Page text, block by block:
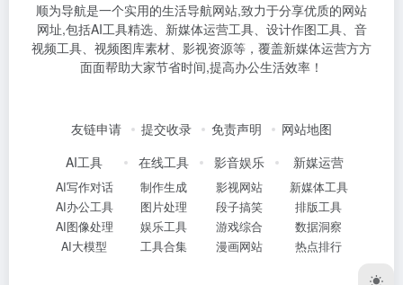
顺为导航是一个实用的生活导航网站,致力于分享优质的网站
网址,包括AI工具精选、新媒体运营工具、设计作图工具、音
视频工具、视频图库素材、影视资源等，覆盖新媒体运营方方
面面帮助大家节省时间,提高办公生活效率！
友链申请 提交收录 免责声明
网站地图
AI工具
AI写作对话
AI办公工具
AI图像处理
AI大模型
在线工具
制作生成
图片处理
娱乐工具
工具合集
影音娱乐
影视网站
段子搞笑
游戏综合
漫画网站
新媒运营
新媒体工具
排版工具
数据洞察
热点排行